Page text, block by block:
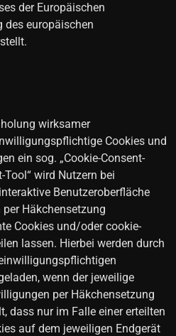
der Europäischen
des europäischen
wirksamer
Cookies und
ein sog. „Cookie-Consent-
Tool“ wird Nutzern bei
Benutzeroberfläche
Häkchensetzung
Cookies und/oder cookie-
lassen. Hierbei werden durch
wenn der jeweilige
per Häkchensetzung
dass nur im Falle einer erteilten
auf dem jeweiligen Endgerät